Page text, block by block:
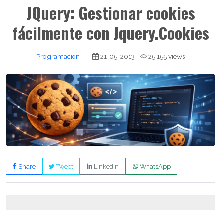
JQuery: Gestionar cookies
fácilmente con Jquery.Cookies
Programación | 21-05-2013 25,155 views
Share Tweet LinkedIn WhatsApp